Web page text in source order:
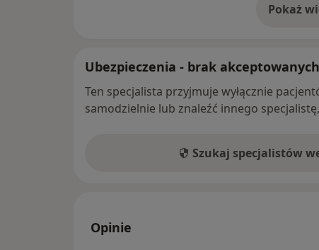
Pokażo
Ubezpieczenia - brak akceptowanych
Ten specjalista przyjmuje wyłącznie
samodzielnie lub znaleźć innego
Szukaj specjalistów
Opinie